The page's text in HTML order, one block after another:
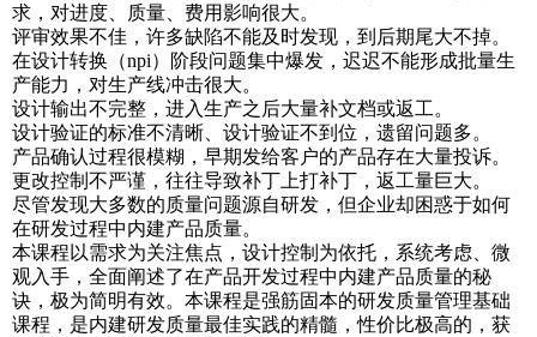
求，对进度、质量、费用影响很大。
评审效果不佳，许多缺陷不能及时发现，到后期尾大不掉。
在设计转换（npi）阶段问题集中爆发，迟迟不能形成批量生
产能力，对生产线冲击很大。
设计输出不完整，进入生产之后大量补文档或返工。
设计验证的标准不清晰、设计验证不到位，遗留问题多。
产品确认过程很模糊，早期发给客户的产品存在大量投诉。
更改控制不严谨，往往导致补丁上打补丁，返工量巨大。
尽管发现大多数的质量问题源自研发，但企业却困惑于如何
在研发过程中内建产品质量。
本课程以需求为关注焦点，设计控制为依托，系统考虑、微
观入手，全面阐述了在产品开发过程中内建产品质量的秘
诀，极为简明有效。本课程是强筋固本的研发质量管理基础
课程，是内建研发质量最佳实践的精髓，性价比极高的，获